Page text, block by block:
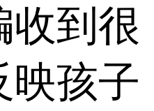
收到很
映孩子